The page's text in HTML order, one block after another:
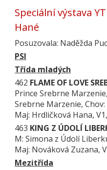
Speciální výstava
Hané
Posuzovala: Naděžda
PSI
Třída mladých
462 FLAME OF LOVE
Prince Srebrne
Srebrne Marzenie, Chov:
Maj: Hrdličková Hana, V1,
463 KING Z ÚDOLÍ
M: Simona z Údolí
Maj: Nováková Zuzana,
Mezitřída